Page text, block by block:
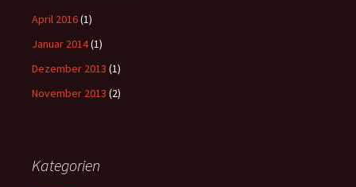
April 2016(1)
Januar 2014(1)
Dezember 2013 (1)
November 2013 (2)
Kategorien